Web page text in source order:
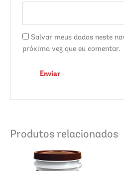
Salvar meus dados neste
próxima vez que eu comentar.
Produtos relacionados